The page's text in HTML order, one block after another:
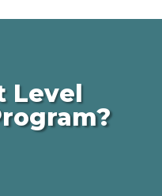
Level